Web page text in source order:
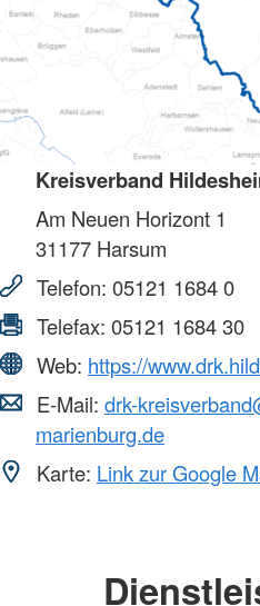
Kreisverband
Am Neuen Horizont 1
31177 Harsum
Telefon: 05121 1684 0
Telefax: 05121 1684 30
Web: https://
E-Mail: drk-
marienburg.de
Karte: Link zur Google